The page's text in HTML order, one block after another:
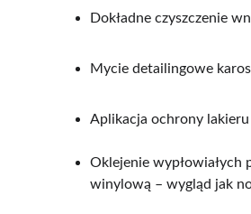
Dokładne czyszczenie
Mycie detailingowe
Aplikacja ochrony
Oklejenie wypłowiałych
winylową – wygląd jak